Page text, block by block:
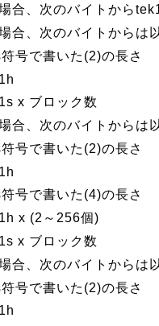
合、次のバイトから
合、次のバイトからは
号で書いた(2)の長さ
x ブロック数
合、次のバイトからは
号で書いた(2)の長さ
号で書いた(4)の長さ
x (2～256個)
x ブロック数
合、次のバイトからは
号で書いた(2)の長さ